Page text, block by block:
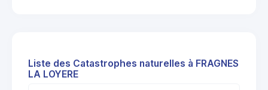
Liste des Catastrophes naturelles à FRAGNES
LA LOYERE